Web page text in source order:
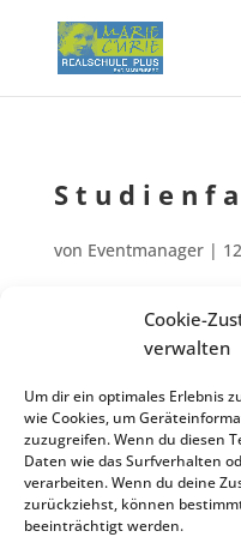
Cookie-
verwalten
Um dir ein optimales Erlebnis
wie Cookies, um
zuzugreifen. Wenn du diesen
Daten wie das Surfverhalten
verarbeiten. Wenn du deine
zurückziehst, können
beeinträchtigt werden.
von Eventmanager|
Mai
Kontakt